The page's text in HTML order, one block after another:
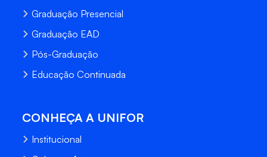
Graduação Presencial
Graduação EAD
Pós-Graduação
Educação Continuada
CONHEÇA A UNIFOR
Institucional